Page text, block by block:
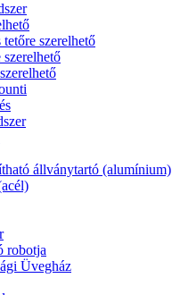
szerelhető
szerelhető
állványtartó (alumínium)
robotja
Üvegház